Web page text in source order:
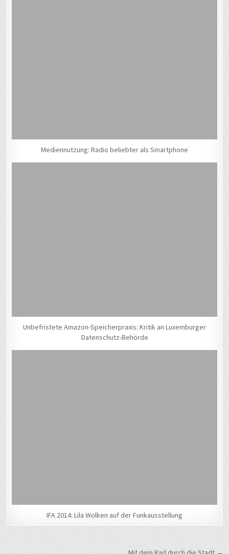
Mediennutzung: Radio beliebter als Smartphone
Unbefristete Amazon-Speicherpraxis: Kritik an Luxemburger
Datenschutz-Behörde
IFA 2014: Lila Wolken auf der Funkausstellung